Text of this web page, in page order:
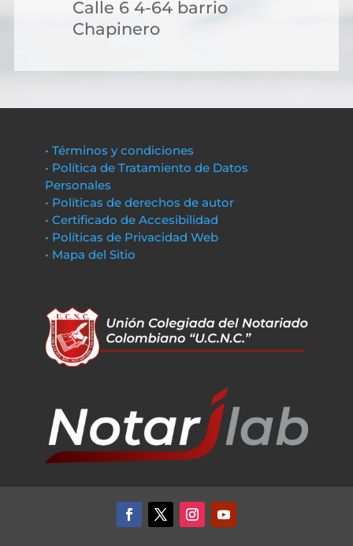
Calle 6 4-64 barrio
Chapinero
• Términos y condiciones
• Política de Tratamiento de Datos
Personales
• Políticas de derechos de autor
• Certificado de Accesibilidad
• Políticas de Privacidad Web
• Mapa del Sitio